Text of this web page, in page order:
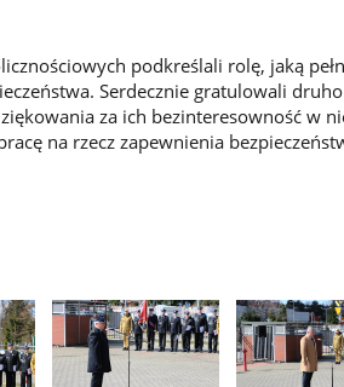
podkreślali rolę, jaką
Serdecznie gratulowali
za ich bezinteresowność w
na rzecz zapewnienia